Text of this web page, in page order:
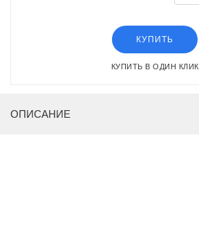
КУПИТЬ
КУПИТЬ В ОДИН КЛИК
ОПИСАНИЕ